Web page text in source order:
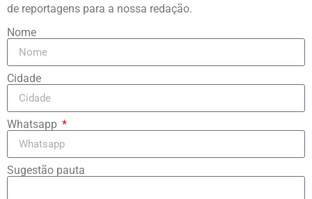
de reportagens para a nossa redação.
Nome
Cidade
Whatsapp
Sugestão pauta